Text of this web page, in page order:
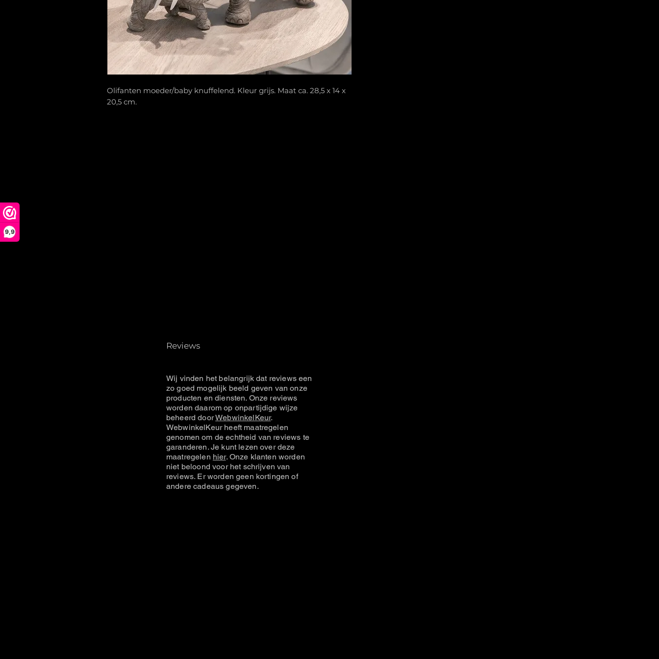
9,9
Olifanten moeder/baby knuffelend. Kleur grijs. Maat ca. 28,5 x 14 x
20,5 cm.
Reviews
Wij vinden het belangrijk dat reviews een
zo goed mogelijk beeld geven van onze
producten en diensten. Onze reviews
worden daarom op onpartijdige wijze
beheerd doorWebwinkelKeur.
WebwinkelKeur heeft maatregelen
genomen om de echtheid van reviews te
garanderen. Je kunt lezen over deze
maatregelen hier. Onze klanten worden
niet beloond voor het schrijven van
reviews. Er worden geen kortingen of
andere cadeaus gegeven.